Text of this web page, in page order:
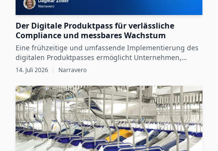
Der Digitale Produktpass für verlässliche
Compliance und messbares Wachstum
Eine frühzeitige und umfassende Implementierung des
digitalen Produktpasses ermöglicht Unternehmen,
gesetzliche Vorgaben zu erfüllen und gleichzeitig durch
digitale Produktdaten messbares Wachstum zu erzielen.
14. Juli 2026 | Narravero